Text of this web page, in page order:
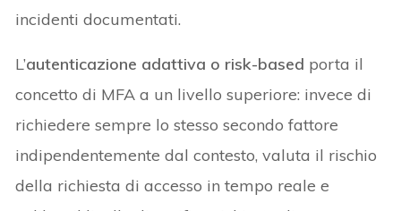
incidenti documentati.
L’autenticazione adattiva o risk-based porta il
concetto di MFA a un livello superiore: invece di
richiedere sempre lo stesso secondo fattore
indipendentemente dal contesto, valuta il rischio
della richiesta di accesso in tempo reale e